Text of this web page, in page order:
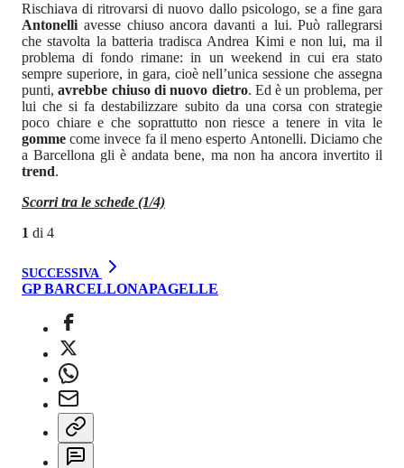
Rischiava di ritrovarsi di nuovo dallo psicologo, se a fine gara
Antonelli avesse chiuso ancora davanti a lui. Può rallegrarsi
che stavolta la batteria tradisca Andrea Kimi e non lui, ma il
problema di fondo rimane: in un weekend in cui era stato
sempre superiore, in gara, cioè nell’unica sessione che assegna
punti,avrebbe chiuso di nuovo dietro. Ed è un problema, per
lui che si fa destabilizzare subito da una corsa con strategie
poco chiare e che soprattutto non riesce a tenere in vita le
gommecome invece fa il meno esperto Antonelli. Diciamo che
a Barcellona gli è andata bene, ma non ha ancora invertito il
trend.
Scorri tra le schede (1/4)
1 di 4
SUCCESSIVA
GP BARCELLONAPAGELLE